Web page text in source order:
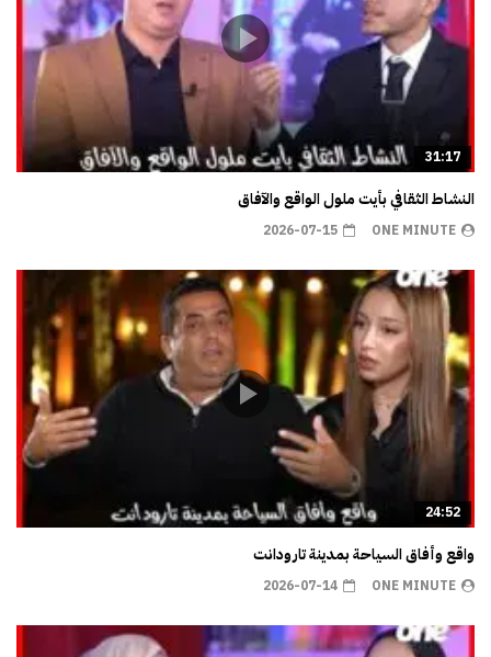
31:17
النشاط الثقافي بأيت ملول الواقع والآفاق
ONE MINUTE
2026-07-15
24:52
واقع وأفاق السياحة بمدينة تارودانت
ONE MINUTE
2026-07-14